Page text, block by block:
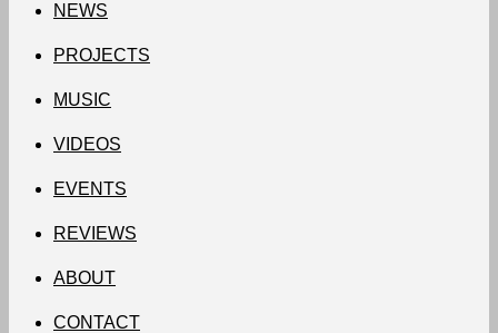
NEWS
PROJECTS
MUSIC
VIDEOS
EVENTS
REVIEWS
ABOUT
CONTACT